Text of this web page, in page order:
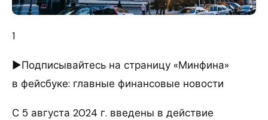
1
►Подписывайтесь на страницу «Минфина»
в фейсбуке: главные финансовые новости
С 5 августа 2024 г. введены в действие